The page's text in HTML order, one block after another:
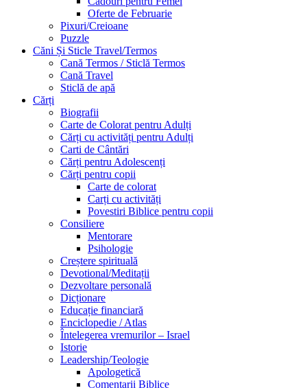
Oferte de Februarie
Pixuri/Creioane
Puzzle
Căni Și Sticle Travel/Termos
Cană Termos / Sticlă Termos
Cană Travel
Sticlă de apă
Cărți
Biografii
Carte de Colorat pentru Adulți
Cărți cu activități pentru Adulți
Carti de Cântări
Cărți pentru Adolescenți
Cărți pentru copii
Carte de colorat
Carți cu activități
Povestiri Biblice pentru copii
Consiliere
Mentorare
Psihologie
Creștere spirituală
Devotional/Meditații
Dezvoltare personală
Dicționare
Educație financiară
Enciclopedie / Atlas
Întelegerea vremurilor – Israel
Istorie
Leadership/Teologie
Apologetică
Comentarii Biblice